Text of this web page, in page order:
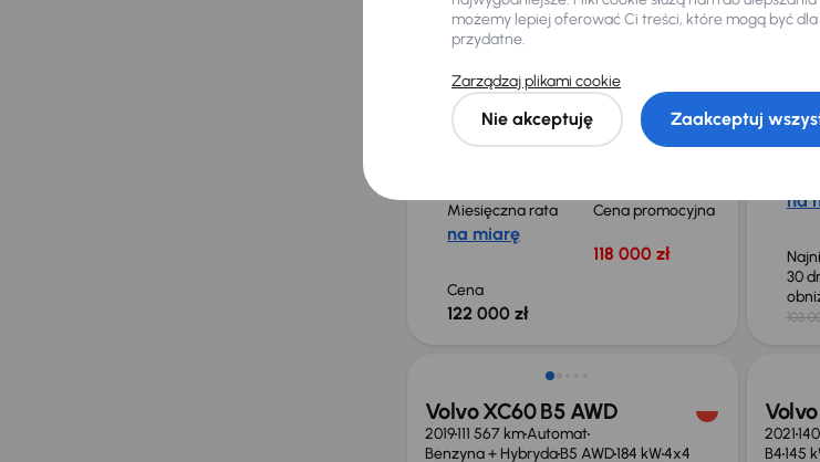
Volvo XC60
116 331 kmAutomat
Benzyna + HybrydaT4140 kW
Auta krajowe T4
Salon Polska
Miesięczna rata
na miarę
Cena promocyjna
118 000 zł
Cena
122 000 zł
na
30
103
Volvo XC60 B5 AWD
2019111 567 kmAutomat
Benzyna + HybrydaB5 AWD184 kW4x4
2021
B4145
możemy lepiej oferować Ci treści, które mogą być
przydatne.
Zarządzaj plikami cookie
Nie akceptuję Zaakceptuj